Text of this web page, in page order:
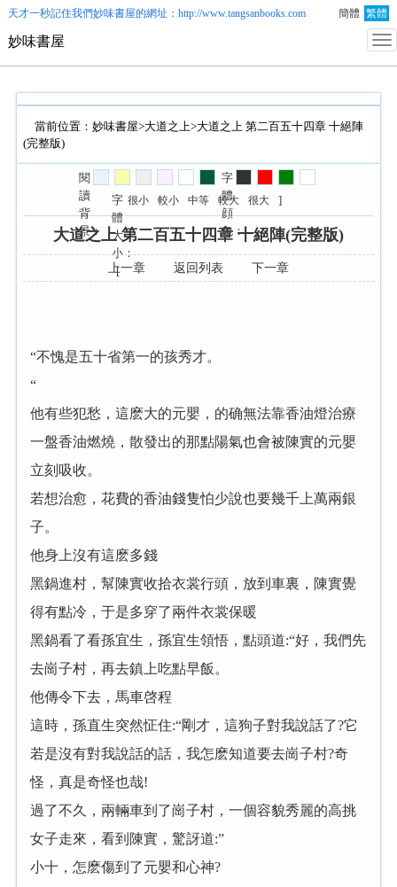
天才一秒記住我們妙味書屋的網址：http://www.tangsanbooks.com 簡體 繁體
妙味書屋
當前位置： 妙味書屋>大道之上>大道之上 第二百五十四章 十絕陣
(完整版)
閱
讀
背
景：
字
體
顔
色：
字
體
大
小：
[
很小 較小 中等 較大 很大 ]
大道之上 第二百五十四章 十絕陣(完整版)
上一章 返回列表 下一章
“不愧是五十省第一
孩秀才。
“
有些犯愁，這麽大
元嬰，
确無法靠香油燈治療
一盤香油燃燒，散發出
那點陽氣也會被
元嬰
立刻吸收。
若想治愈，花費
香油錢隻怕少說也要幾千上萬兩銀
子。
身上沒有這麽多錢
進村，幫
收拾衣裳 頭，放到車裏，
覺
得有點冷，于是多穿了兩件衣裳保暖
看了看孫宜生，孫宜生領悟，點頭道:“好，我們先
去崗子村，再去鎮上吃點早飯。
傳令下去，馬車啓程
這時，孫直生突然怔住:“剛才，這狗子對我說話了?它
若是沒有對我說話
話，我怎麽知道要去崗子村?奇
怪，真是奇怪也哉!
過了不久，兩輛車到了崗子村，一個容貌秀麗
高挑
女子走來，看到
，驚訝道:”
小十，怎麽傷到了元嬰和心
?